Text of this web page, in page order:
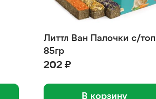
Литтл Ван Палочки с/топ
85гр
202 ₽
В корзину